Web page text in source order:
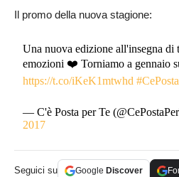
Il promo della nuova stagione:
Una nuova edizione all'insegna di
emozioni ❤️ Torniamo a gennaio
https://t.co/iKeK1mtwhd
— C'è Posta per Te
2017
Seguici su Google Discover